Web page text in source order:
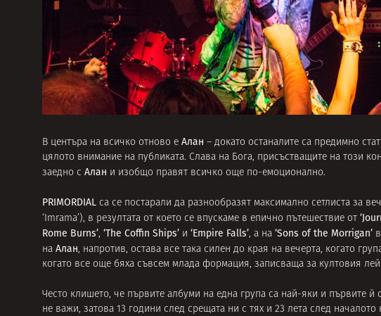
В центъра на всичко отново е Алан – докато останалите са предимно
цялото внимание на публиката. Слава на Бога, присъстващите на този
заедно с Алан и изобщо правят всичко още по-емоционално.
PRIMORDIAL са се постарали да разнообразят максимално сетлиста за
‘Imrama’), в резултата от което се впускаме в епично пътешествие от
Rome Burns’, ‘The Coffin Ships’ и ‘Empire Falls’, а на ‘Sons of the Morrigan’
на Алан, напротив, остава все така силен до края на вечерта, когато
когато все още бяха съвсем млада формация, записваща за култовия
Често клишето, че първите албуми на една група са най-яки и първите й
не важи, затова 13 години след срещата ни с тях и 23 лета след